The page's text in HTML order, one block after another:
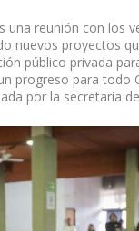
una reunión con los
nuevos proyectos
público privada
progreso para todo
por la secretaria